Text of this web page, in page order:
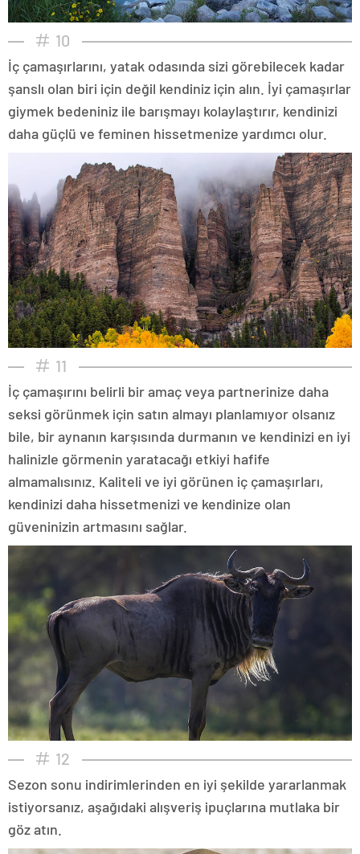
10
İç çamaşırlarını, yatak odasında sizi görebilecek kadar
şanslı olan biri için değil kendiniz için alın. İyi çamaşırlar
giymek bedeniniz ile barışmayı kolaylaştırır, kendinizi
daha güçlü ve feminen hissetmenize yardımcı olur.
11
İç çamaşırını belirli bir amaç veya partnerinize daha
seksi görünmek için satın almayı planlamıyor olsanız
bile, bir aynanın karşısında durmanın ve kendinizi en iyi
halinizle görmenin yaratacağı etkiyi hafife
almamalısınız. Kaliteli ve iyi görünen iç çamaşırları,
kendinizi daha hissetmenizi ve kendinize olan
güveninizin artmasını sağlar.
12
Sezon sonu indirimlerinden en iyi şekilde yararlanmak
istiyorsanız, aşağıdaki alışveriş ipuçlarına mutlaka bir
göz atın.